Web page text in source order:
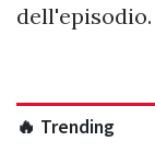
dell'episodio.
🔥 Trending